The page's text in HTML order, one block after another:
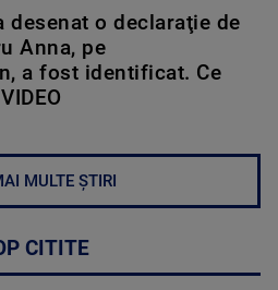
desenat o declaraţie de
Anna, pe
a fost identificat. Ce
MULTE ȘTIRI
CITITE